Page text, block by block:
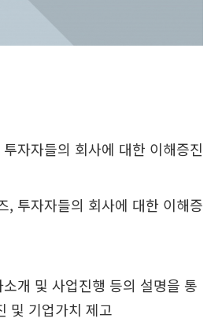
자자들의 회사에 대한 이해증진
투자자들의 회사에 대한 이해증
개 및 사업진행 등의 설명을 통
및 기업가치 제고